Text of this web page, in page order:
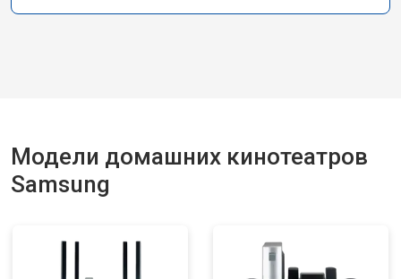
Модели домашних кинотеатров
Samsung